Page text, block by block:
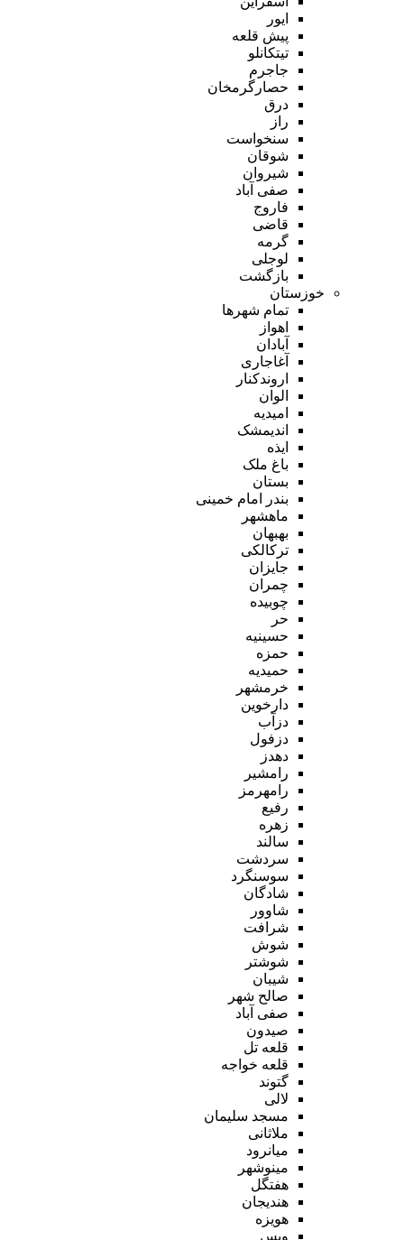
ایور
پیش قلعه
تیتکانلو
جاجرم
حصارگرمخان
درق
راز
سنخواست
شوقان
شیروان
صفی آباد
فاروج
قاضی
گرمه
لوجلی
بازگشت
خوزستان
تمام شهر‌ها
اهواز
آبادان
آغاجاری
اروندکنار
الوان
امیدیه
اندیمشک
ایذه
باغ ملک
بستان
بندر امام خمینی
ماهشهر
بهبهان
ترکالکی
جایزان
چمران
چوبیده
حر
حسینیه
حمزه
حمیدیه
خرمشهر
دارخوین
دزآب
دزفول
دهدز
رامشیر
رامهرمز
رفیع
زهره
سالند
سردشت
سوسنگرد
شادگان
شاوور
شرافت
شوش
شوشتر
شیبان
صالح شهر
صفی آباد
صیدون
قلعه تل
قلعه خواجه
گتوند
لالی
مسجد سلیمان
ملاثانی
میانرود
مینوشهر
هفتگل
هندیجان
هویزه
ویس